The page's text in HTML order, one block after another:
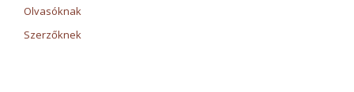
Olvasóknak
Szerzőknek